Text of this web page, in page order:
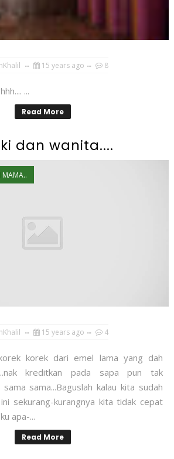
15 years ago 8
...
Read More
dan wanita....
MAMA..
15 years ago 4
korek dari emel lama yang dah
kreditkan pada sapa pun tak
sama...Baguslah kalau kita sudah
sekurang-kurangnya kita tidak cepat
apa-...
Read More